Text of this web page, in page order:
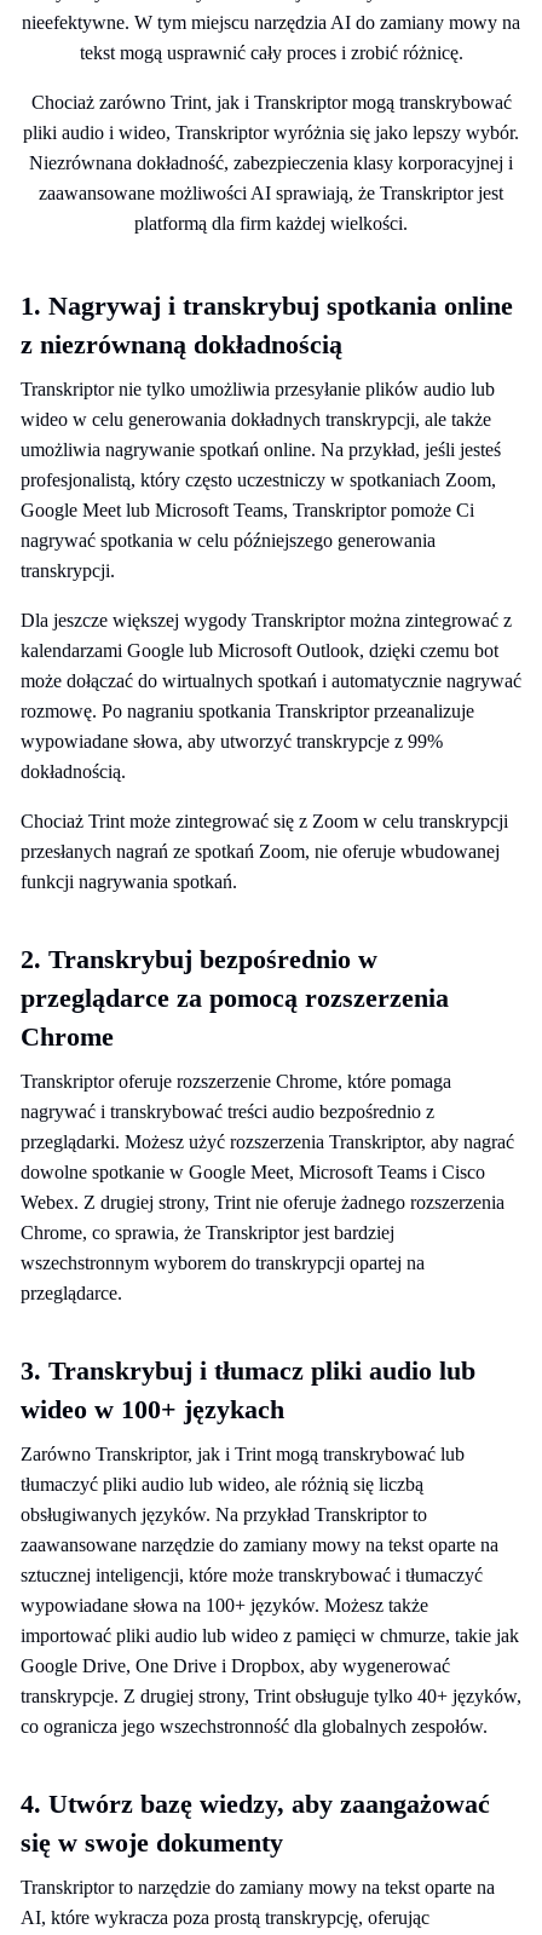
nieefektywne. W tym miejscu narzędzia AI do zamiany mowy na
tekst mogą usprawnić cały proces i zrobić różnicę.
Chociaż zarówno Trint, jak i Transkriptor mogą transkrybować
pliki audio i wideo, Transkriptor wyróżnia się jako lepszy wybór.
Niezrównana dokładność, zabezpieczenia klasy korporacyjnej i
zaawansowane możliwości AI sprawiają, że Transkriptor jest
platformą dla firm każdej wielkości.
1. Nagrywaj i transkrybuj spotkania online
z niezrównaną dokładnością
Transkriptor nie tylko umożliwia przesyłanie plików audio lub
wideo w celu generowania dokładnych transkrypcji, ale także
umożliwia nagrywanie spotkań online. Na przykład, jeśli jesteś
profesjonalistą, który często uczestniczy w spotkaniach Zoom,
Google Meet lub Microsoft Teams, Transkriptor pomoże Ci
nagrywać spotkania w celu późniejszego generowania
transkrypcji.
Dla jeszcze większej wygody Transkriptor można zintegrować z
kalendarzami Google lub Microsoft Outlook, dzięki czemu bot
może dołączać do wirtualnych spotkań i automatycznie nagrywać
rozmowę. Po nagraniu spotkania Transkriptor przeanalizuje
wypowiadane słowa, aby utworzyć transkrypcje z 99%
dokładnością.
Chociaż Trint może zintegrować się z Zoom w celu transkrypcji
przesłanych nagrań ze spotkań Zoom, nie oferuje wbudowanej
funkcji nagrywania spotkań.
2. Transkrybuj bezpośrednio w
przeglądarce za pomocą rozszerzenia
Chrome
Transkriptor oferuje rozszerzenie Chrome, które pomaga
nagrywać i transkrybować treści audio bezpośrednio z
przeglądarki. Możesz użyć rozszerzenia Transkriptor, aby nagrać
dowolne spotkanie w Google Meet, Microsoft Teams i Cisco
Webex. Z drugiej strony, Trint nie oferuje żadnego rozszerzenia
Chrome, co sprawia, że Transkriptor jest bardziej
wszechstronnym wyborem do transkrypcji opartej na
przeglądarce.
3. Transkrybuj i tłumacz pliki audio lub
wideo w 100+ językach
Zarówno Transkriptor, jak i Trint mogą transkrybować lub
tłumaczyć pliki audio lub wideo, ale różnią się liczbą
obsługiwanych języków. Na przykład Transkriptor to
zaawansowane narzędzie do zamiany mowy na tekst oparte na
sztucznej inteligencji, które może transkrybować i tłumaczyć
wypowiadane słowa na 100+ języków. Możesz także
importować pliki audio lub wideo z pamięci w chmurze, takie jak
Google Drive, One Drive i Dropbox, aby wygenerować
transkrypcje. Z drugiej strony, Trint obsługuje tylko 40+ języków,
co ogranicza jego wszechstronność dla globalnych zespołów.
4. Utwórz bazę wiedzy, aby zaangażować
się w swoje dokumenty
Transkriptor to narzędzie do zamiany mowy na tekst oparte na
AI, które wykracza poza prostą transkrypcję, oferując